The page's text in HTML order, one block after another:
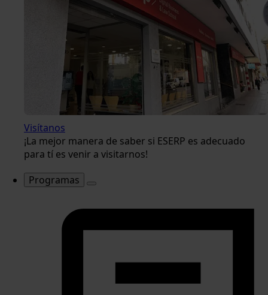
Visítanos
¡La mejor manera de saber si ESERP es adecuado
para tí es venir a visitarnos!
Programas